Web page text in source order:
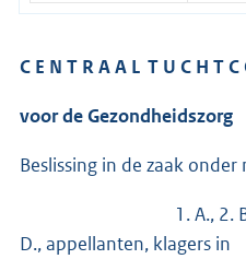
C E N T R A A L T U C H T C
voor de Gezondheidszorg
Beslissing in de zaak
1. A., 2. B., 3. C.,
D., appellanten,